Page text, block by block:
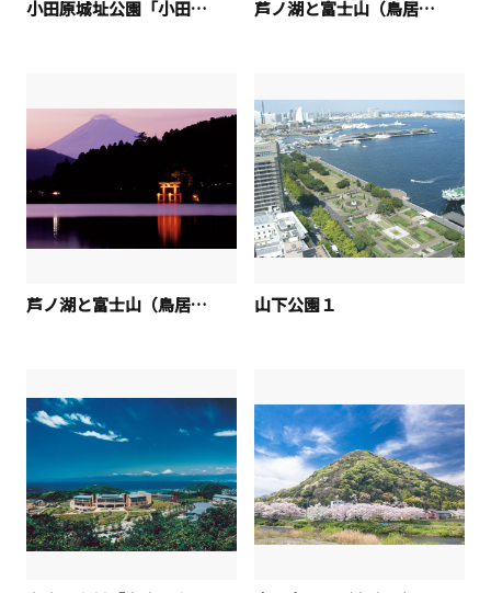
小田原城址公園「小田原城址公園の菖蒲とあじさい」 芦ノ湖と富士山（鳥居）１
芦ノ湖と富士山（鳥居）６ 山下公園１